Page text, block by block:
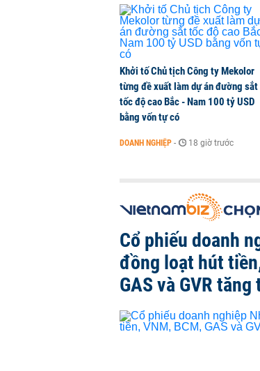
Khởi tố Chủ tịch Công ty Mekolor
từng đề xuất làm dự án đường sắt
tốc độ cao Bắc - Nam 100 tỷ USD
bằng vốn tự có
DOANH NGHIỆP - 18 giờ trước
Cổ phiếu doanh
đồng loạt hút
GAS và GVR tăng